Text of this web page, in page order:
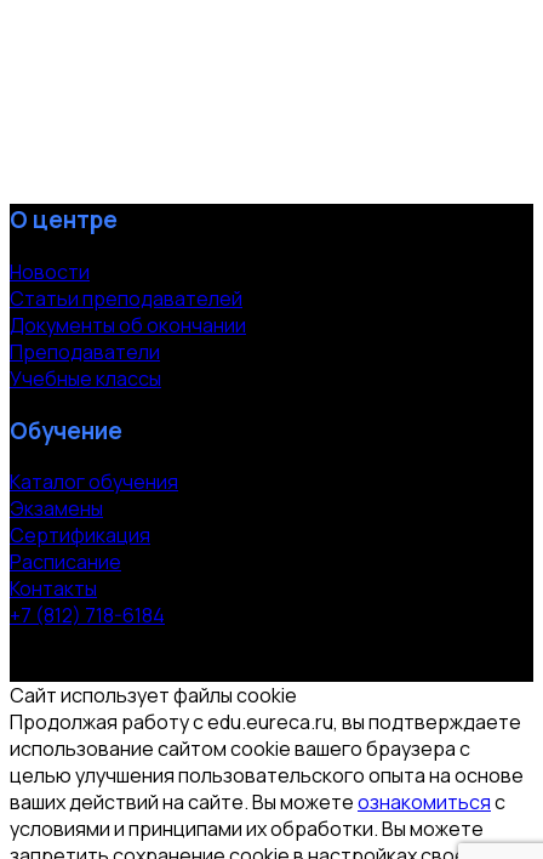
О центре
Новости
Статьи преподавателей
Документы об окончании
Преподаватели
Учебные классы
Обучение
Каталог обучения
Экзамены
Сертификация
Расписание
Контакты
+7 (812) 718-6184
Сайт использует файлы cookie
Продолжая работу с edu.eureca.ru, вы подтверждаете
использование сайтом cookie вашего браузера с
целью улучшения пользовательского опыта на основе
ваших действий на сайте. Вы можетеознакомитьсяс
условиями и принципами их обработки. Вы можете